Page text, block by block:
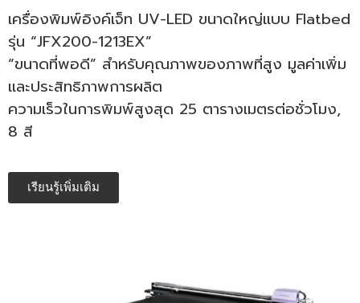
เครื่องพิมพ์อิงค์เจ็ท UV-LED ขนาดใหญ่แบบ Flatbed
รุ่น “JFX200-1213EX”
“ขนาดที่พอดี” สำหรับคุณภาพของภาพที่สูง มูลค่าเพิ่ม
และประสิทธิภาพการผลิต
ความเร็วในการพิมพ์สูงสุด 25 ตารางเมตรต่อชั่วโมง,
8 สี
เรียนรู้เพิ่มเติม